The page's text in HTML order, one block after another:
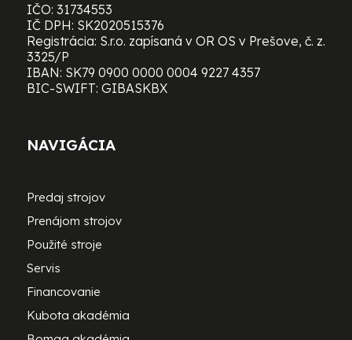
IČO: 31734553
IČ DPH: SK2020515376
Registrácia: S.r.o. zapísaná v OR OS v Prešove, č. z.
3325/P
IBAN: SK79 0900 0000 0004 9227 4357
BIC-SWIFT: GIBASKBX
NAVIGÁCIA
Predaj strojov
Prenájom strojov
Použité stroje
Servis
Financovanie
Kubota akadémia